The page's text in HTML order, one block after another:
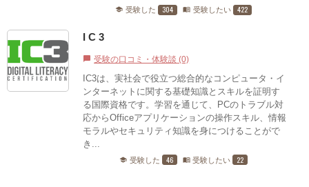
school 受験した 304 menu_book 受験したい 422
I C 3
chat_bubble 受験の口コミ・体験談 (0)
IC3は、実社会で役立つ総合的なコンピュータ・イ
ンターネットに関する基礎知識とスキルを証明す
る国際資格です。学習を通じて、PCのトラブル対
応からOfficeアプリケーションの操作スキル、情報
モラルやセキュリティ知識を身につけることがで
き...
school 受験した 46 menu_book 受験したい 22